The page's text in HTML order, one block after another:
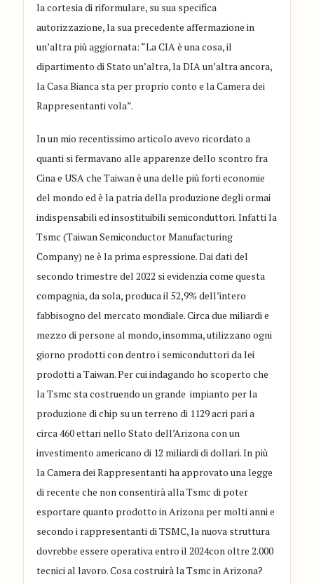
la cortesia di riformulare, su sua specifica
autorizzazione, la sua precedente affermazione in
un’altra piùaggiornata: “La CIA è una cosa, il
dipartimento di Stato un’altra, la DIA un’altra ancora,
la Casa Bianca sta per proprio conto e la Camera dei
Rappresentanti vola”.
In un mio recentissimo articolo avevo ricordato a
quanti si fermavano alle apparenze dello scontro fra
Cina e USA cheTaiwan è una delle più forti economie
del mondo ed è la patria della produzione degli ormai
indispensabilied insostituibili semiconduttori. Infatti la
Tsmc(Taiwan Semiconductor Manufacturing
Company) ne è la prima espressione. Dai dati del
secondo trimestre del 2022 si evidenzia come questa
compagnia, da sola, produca il 52,9% dell’intero
fabbisogno del mercato mondiale. Circa due miliardi e
mezzo di persone al mondo, insomma, utilizzano ogni
giorno prodotti con dentro i semiconduttori da lei
prodotti a Taiwan.Per cui indagando ho scoperto che
la Tsmc sta costruendo un grandeimpianto per la
produzione di chip su unterreno di 1129 acri pari a
circa460 ettari nello Stato dell’Arizonaconun
investimento americanodi 12 miliardi di dollari.In più
la Camera dei Rappresentanti ha approvato una legge
di recente che non consentirà alla Tsmc di poter
esportare quanto prodotto in Arizona per molti anni e
secondo i rappresentanti di TSMC, la nuova struttura
dovrebbe essere operativa entro il 2024con oltre 2.000
tecnici al lavoro.Cosa costruirà la Tsmc in Arizona?